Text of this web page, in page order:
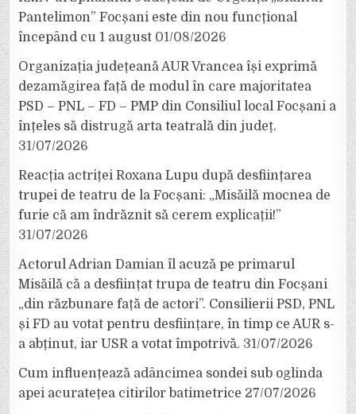
Pantelimon” Focșani este din nou funcțional
începând cu 1 august 01/08/2026
Organizația județeană AUR Vrancea își exprimă
dezamăgirea față de modul în care majoritatea
PSD – PNL – FD – PMP din Consiliul local Focșani a
înțeles să distrugă arta teatrală din județ.
31/07/2026
Reacția actriței Roxana Lupu după desființarea
trupei de teatru de la Focșani: „Misăilă mocnea de
furie că am îndrăznit să cerem explicații!”
31/07/2026
Actorul Adrian Damian îl acuză pe primarul
Misăilă că a desființat trupa de teatru din Focșani
„din răzbunare față de actori”. Consilierii PSD, PNL
și FD au votat pentru desființare, în timp ce AUR s-
a abținut, iar USR a votat împotrivă. 31/07/2026
Cum influențează adâncimea sondei sub oglinda
apei acuratețea citirilor batimetrice 27/07/2026